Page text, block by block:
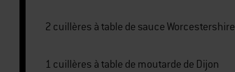
2 cuillères à table de sauce Worcestershire
1 cuillères à table de moutarde de Dijon